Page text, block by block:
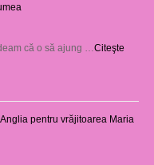
că o să ajung …Citeşte
pentru vrăjitoarea Maria